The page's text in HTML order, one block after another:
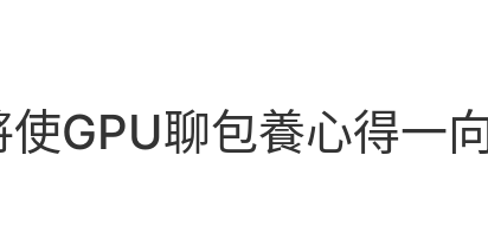
GPU聊包養心得一